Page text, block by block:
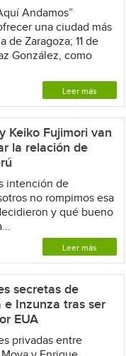
Andamos”
una ciudad más
de Zaragoza; 11 de
González, como
Leer más
Keiko Fujimori van
la relación de
intención de
no rompimos esa
y qué bueno
Leer más
secretas de
e Inzunza tras ser
EUA
privadas entre